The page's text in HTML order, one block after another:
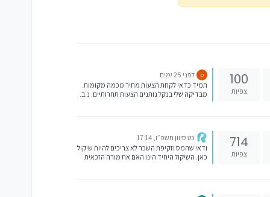
100
צפיות
ס
לפני 25 ימים
תמיד כדאי לקחת הצעות מחיר מכמה מקומות.
מבדיקה שלי בנקל נותנים הצעות תחרותיים. נ.ב.
714
צפיות
כט סיוון תשפ״ו, 17:14
ודאי שהמס וזקיפת השכר לא צריכים להיות שיקול
כאן. השיקול היחיד הינו האם את מורה הזכאית